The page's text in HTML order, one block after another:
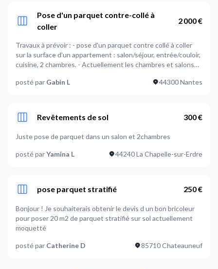
Pose d'un parquet contre-collé à
coller
2 000 €
Travaux à prévoir : - pose d'un parquet contre collé à coller
sur la surface d'un appartement : salon/séjour, entrée/couloir,
cuisine, 2 chambres. - Actuellement les chambres et salons
: l'appartement étant un peu vieux et les sols n'ont jamais été
que le parquet de la cuisine soit posé et finalisé avant le 22
février, et pour le reste il faudrait finir la semaine qui suit maxi.
je vous joins les photos de l'état actuel des sols. Je
commanderai le parquet et la colle et l'isolant (en accord avec
vous sur les matériaux que je vais commander cette semaine)
posté par Gabin L 44300 Nantes
Revêtements de sol 300 €
Juste pose de parquet dans un salon et 2chambres
posté parYamina L 44240 La Chapelle-sur-Erdre
pose parquet stratifié 250 €
Bonjour ! Je souhaiterais obtenir le devis d un bon bricoleur
pour poser 20 m2 de parquet stratifié sur sol actuellement
moquetté
posté par Catherine D 85710 Chateauneuf